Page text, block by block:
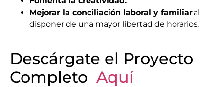
Mejorar la conciliación laboral y familiaral
disponer de una mayor libertad de horarios.
Descárgate el Proyecto
Completo Aquí